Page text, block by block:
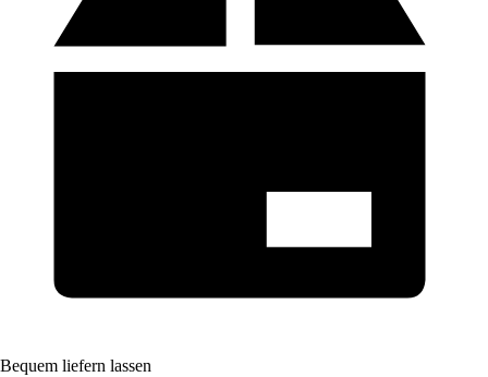
Bequem liefern lassen